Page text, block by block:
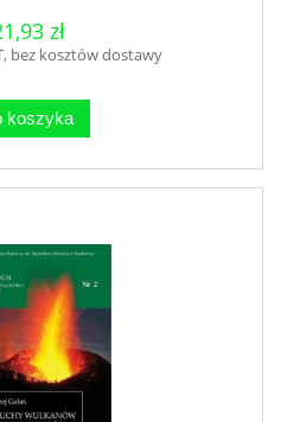
zł
bez kosztów dostawy
koszyka